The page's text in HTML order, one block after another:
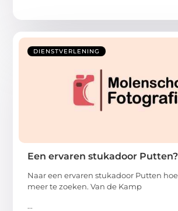
DIENSTVERLENING
Een ervaren stukadoor Putten?
Naar een ervaren stukadoor Putten
meer te zoeken. Van de Kamp
...